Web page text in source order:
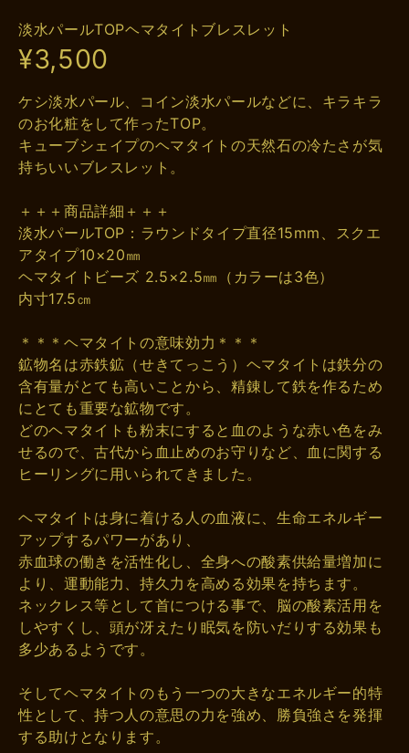
淡水パールTOPヘマタイトブレスレット
¥3,500
ケシ淡水パール、コイン淡水パールなどに、キラキラ
のお化粧をして作ったTOP。
キューブシェイプのヘマタイトの天然石の冷たさが気
持ちいいブレスレット。
＋＋＋商品詳細＋＋＋
淡水パールTOP：ラウンドタイプ直径15mm、スクエ
アタイプ10×20㎜
ヘマタイトビーズ 2.5×2.5㎜（カラーは3色）
内寸17.5㎝
＊＊＊ヘマタイトの意味効力＊＊＊
鉱物名は赤鉄鉱（せきてっこう）ヘマタイトは鉄分の
含有量がとても高いことから、精錬して鉄を作るため
にとても重要な鉱物です。
どのヘマタイトも粉末にすると血のような赤い色をみ
せるので、古代から血止めのお守りなど、血に関する
ヒーリングに用いられてきました。
ヘマタイトは身に着ける人の血液に、生命エネルギー
アップするパワーがあり、
赤血球の働きを活性化し、全身への酸素供給量増加に
より、運動能力、持久力を高める効果を持ちます。
ネックレス等として首につける事で、脳の酸素活用を
しやすくし、頭が冴えたり眠気を防いだりする効果も
多少あるようです。
そしてヘマタイトのもう一つの大きなエネルギー的特
性として、持つ人の意思の力を強め、勝負強さを発揮
する助けとなります。